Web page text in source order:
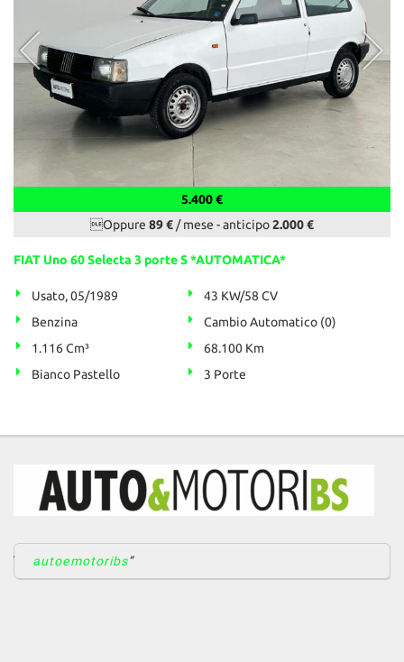
5.400 €
Oppure 89 €/ mese -anticipo2.000 €
FIAT Uno 60 Selecta 3 porte S *AUTOMATICA*
Usato, 05/1989
43 KW/58 CV
Benzina
Cambio Automatico (0)
1.116 Cm³
68.100 Km
Bianco Pastello
3 Porte
autoemotoribs